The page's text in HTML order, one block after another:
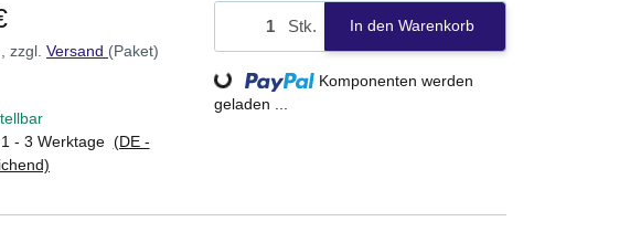
zzgl. Versand (Paket)
1 - 3 Werktage (DE -
Stk. In den Warenkorb
Loading...
Komponenten werden
geladen ...